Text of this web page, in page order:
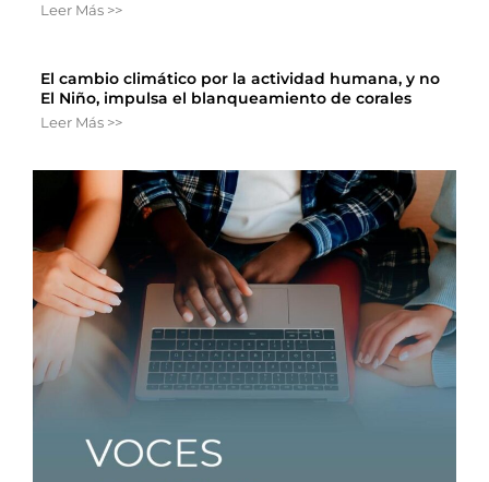
Leer Más >>
El cambio climático por la actividad humana, y no
El Niño, impulsa el blanqueamiento de corales
Leer Más >>